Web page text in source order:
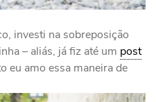
investi na sobreposição
– aliás, já fiz até um post
eu amo essa maneira de